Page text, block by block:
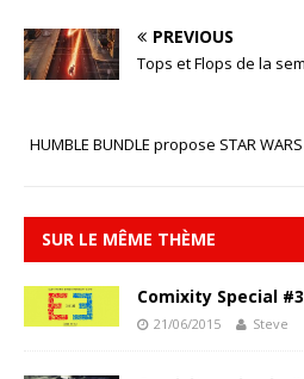
PREVIOUS
Tops et Flops de la
HUMBLE BUNDLE propose STAR
SUR LE MÊME THÈME
Comixity Special
21/06/2015 Steve